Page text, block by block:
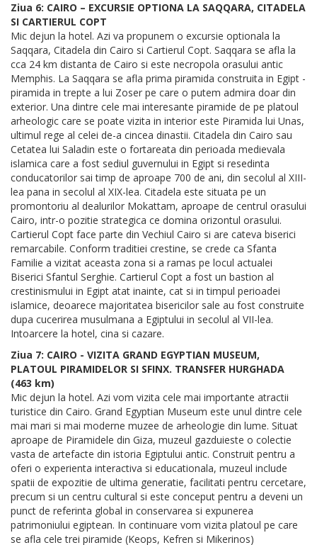
Ziua 6: CAIRO – EXCURSIE OPTIONA LA SAQQARA, CITADELA
SI CARTIERUL COPT
Mic dejun la hotel. Azi va propunem o excursie optionala la
Saqqara, Citadela din Cairo si Cartierul Copt. Saqqara se afla la
cca 24 km distanta de Cairo si este necropola orasului antic
Memphis. La Saqqara se afla prima piramida construita in Egipt -
piramida in trepte a lui Zoser pe care o putem admira doar din
exterior. Una dintre cele mai interesante piramide de pe platoul
arheologic care se poate vizita in interior este Piramida lui Unas,
ultimul rege al celei de-a cincea dinastii. Citadela din Cairo sau
Cetatea lui Saladin este o fortareata din perioada medievala
islamica care a fost sediul guvernului in Egipt si resedinta
conducatorilor sai timp de aproape 700 de ani, din secolul al XIII-
lea pana in secolul al XIX-lea. Citadela este situata pe un
promontoriu al dealurilor Mokattam, aproape de centrul orasului
Cairo, intr-o pozitie strategica ce domina orizontul orasului.
Cartierul Copt face parte din Vechiul Cairo si are cateva biserici
remarcabile. Conform traditiei crestine, se crede ca Sfanta
Familie a vizitat aceasta zona si a ramas pe locul actualei
Biserici Sfantul Serghie. Cartierul Copt a fost un bastion al
crestinismului in Egipt atat inainte, cat si in timpul perioadei
islamice, deoarece majoritatea bisericilor sale au fost construite
dupa cucerirea musulmana a Egiptului in secolul al VII-lea.
Intoarcere la hotel, cina si cazare.
Ziua 7: CAIRO - VIZITA GRAND EGYPTIAN MUSEUM,
PLATOUL PIRAMIDELOR SI SFINX. TRANSFER HURGHADA
(463 km)
Mic dejun la hotel. Azi vom vizita cele mai importante atractii
turistice din Cairo. Grand Egyptian Museum este unul dintre cele
mai mari si mai moderne muzee de arheologie din lume. Situat
aproape de Piramidele din Giza, muzeul gazduieste o colectie
vasta de artefacte din istoria Egiptului antic. Construit pentru a
oferi o experienta interactiva si educationala, muzeul include
spatii de expozitie de ultima generatie, facilitati pentru cercetare,
precum si un centru cultural si este conceput pentru a deveni un
punct de referinta global in conservarea si expunerea
patrimoniului egiptean. In continuare vom vizita platoul pe care
se afla cele trei piramide (Keops, Kefren si Mikerinos)